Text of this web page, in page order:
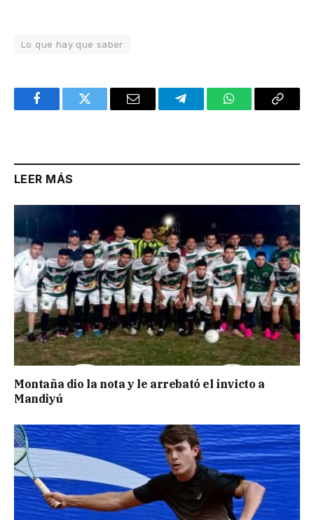
Lo que hay que saber
FacebookTwitter Email TelegramWhatsAppCopy
LEER MÁS
Montaña dio la nota y le arrebató el invicto a
Mandiyú